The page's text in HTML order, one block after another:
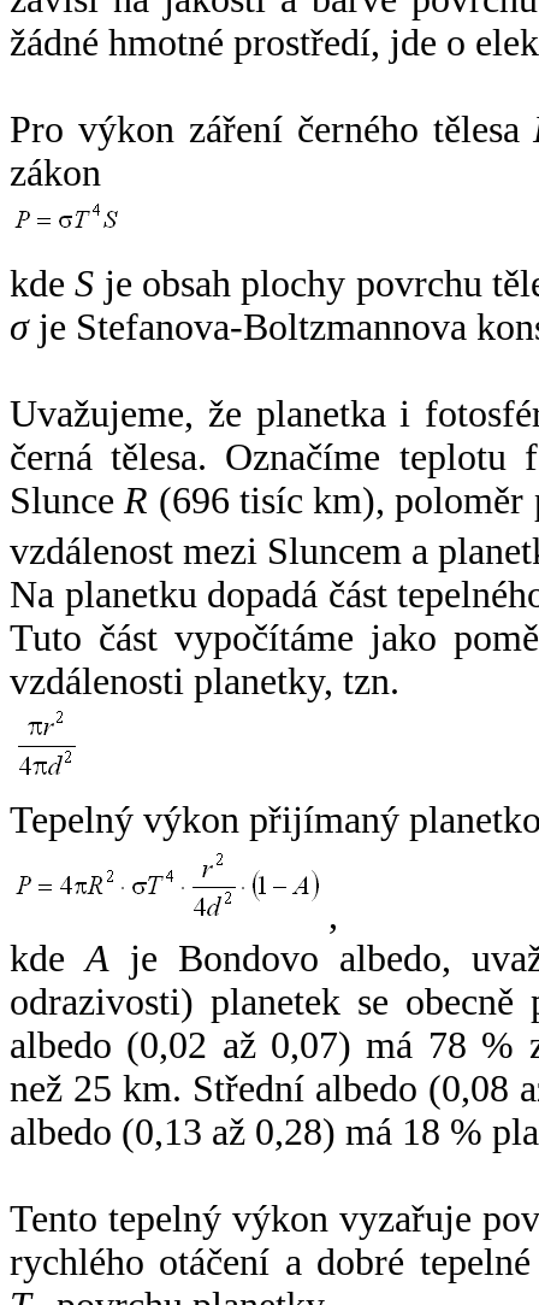
žádné hmotné prostředí, jde o
Pro výkon záření černého tělesa
zákon
kdeS je obsah plochy povrchu
σje Stefanova-Boltzmannova
Uvažujeme, že planetka i
černá tělesa. Označíme
SlunceR (696 tisíc km),
vzdálenost mezi Sluncem a
Na planetku dopadá část
Tuto část vypočítáme jako
vzdálenosti planetky, tzn.
Tepelný výkon přijímaný
,
kdeA je Bondovo albedo,
odrazivosti) planetek se
albedo (0,02 až 0,07) má 78 %
než 25 km. Střední albedo (0,08
albedo (0,13 až 0,28) má 18 %
Tento tepelný výkon vyzařuje
rychlého otáčení a dobré